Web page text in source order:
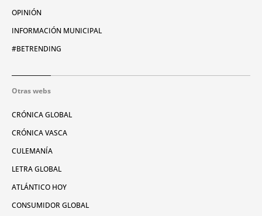
OPINIÓN
INFORMACIÓN MUNICIPAL
#BETRENDING
Otras webs
CRÓNICA GLOBAL
CRÓNICA VASCA
CULEMANÍA
LETRA GLOBAL
ATLÁNTICO HOY
CONSUMIDOR GLOBAL